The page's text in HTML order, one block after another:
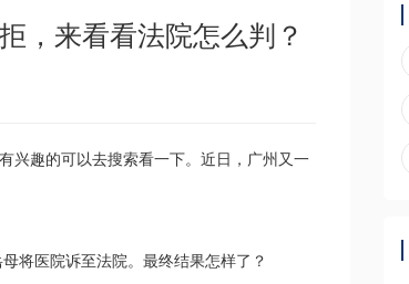
，来看看法院怎么判？
兴趣的可以去搜索看一下。近日，广州又一
将医院诉至法院。最终结果怎样了？